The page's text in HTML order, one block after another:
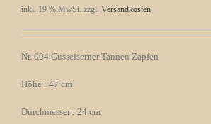
inkl. 19 % MwSt. zzgl. Versandkosten
Nr. 004 Gusseiserner Tannen Zapfen
Höhe : 47 cm
Durchmesser : 24 cm